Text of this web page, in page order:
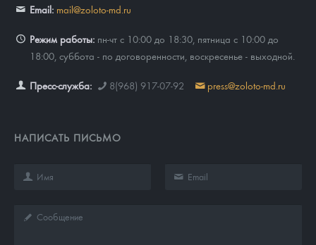
Email: mail@zoloto-md.ru
Режим работы: пн-чт с 10:00 до 18:30, пятница с 10:00 до
18:00, суббота - по договоренности, воскресенье - выходной.
Пресс-служба: 8(968) 917-07-92 press@zoloto-md.ru
НАПИСАТЬ ПИСЬМО